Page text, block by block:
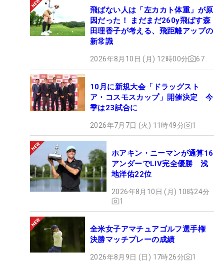
飛ばない人は「左カカト体重」が原
因だった！ まだまだ260y飛ばす森
田理香子が考える、飛距離アップの
新常識
2026年8月10日 (月) 12時00分 67
10月に新規大会「ドラッグスト
ア・コスモスカップ」開催決定 今
季は23試合に
2026年7月7日 (火) 11時49分 1
ホアキン・ニーマンが通算16
アンダーでLIV完全優勝 浅
地洋佑22位
2026年8月10日 (月) 10時24分
1
全米女子アマチュアゴルフ選手権
決勝マッチプレーの成績
2026年8月9日 (日) 17時26分 1